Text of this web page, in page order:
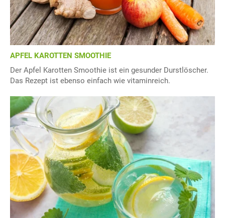
APFEL KAROTTEN SMOOTHIE
Der Apfel Karotten Smoothie ist ein gesunder Durstlöscher.
Das Rezept ist ebenso einfach wie vitaminreich.